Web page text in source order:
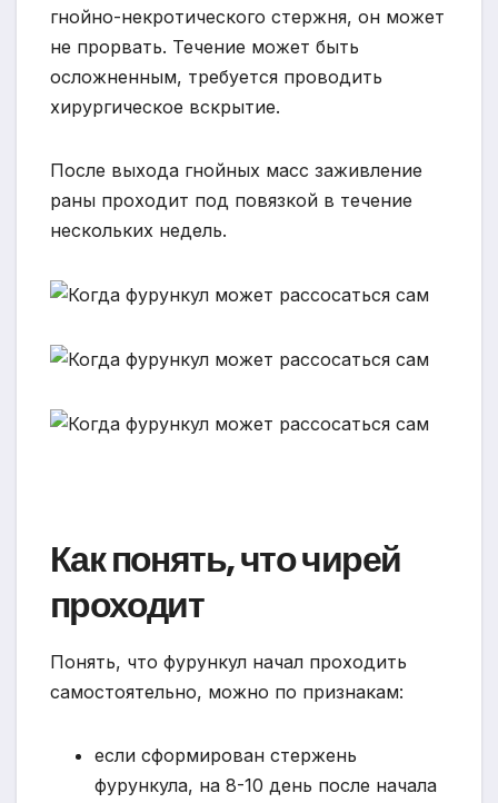
гнойно-некротического стержня, он может
не прорвать. Течение может быть
осложненным, требуется проводить
хирургическое вскрытие.
После выхода гнойных масс заживление
раны проходит под повязкой в течение
нескольких недель.
Как понять, что чирей
проходит
Понять, что фурункул начал проходить
самостоятельно, можно по признакам:
если сформирован стержень
фурункула, на 8-10 день после начала